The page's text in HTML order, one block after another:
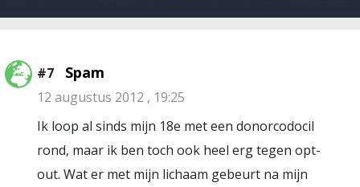
#7 Spam
12 augustus 2012 , 19:25
Ik loop al sinds mijn 18e met een donorcodocil
rond, maar ik ben toch ook heel erg tegen opt-
out. Wat er met mijn lichaam gebeurt na mijn